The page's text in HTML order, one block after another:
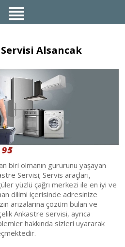
Alsancak
biri olmanın gururunu yaşayan
Servisi; Servis araçları,
yüzlü çağrı merkezi ile en iyi ve
dilimi içerisinde adresinize
arızalarına çözüm bulan ve
Ankastre servisi, ayrıca
hakkında sizleri uyararak